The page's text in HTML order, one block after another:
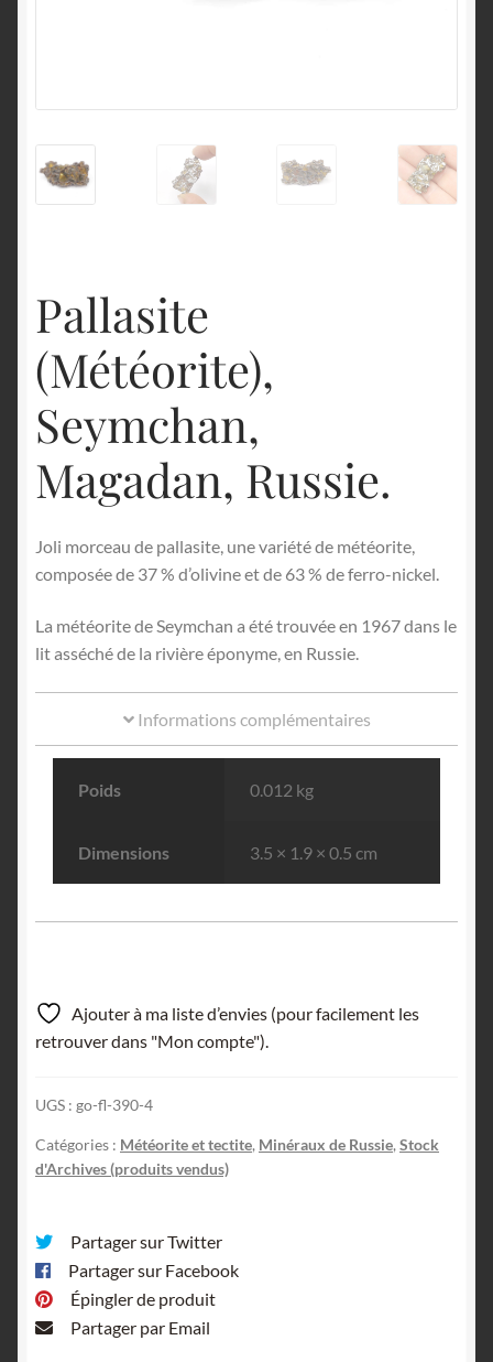
Pallasite
(Météorite),
Seymchan,
Magadan, Russie.
Joli morceau de pallasite, une variété de météorite,
composée de 37 % d’olivine et de 63 % de ferro-nickel.
La météorite de Seymchan a été trouvée en 1967 dans le
lit asséché de la rivière éponyme, en Russie.
Informations complémentaires
Poids 0.012 kg
Dimensions 3.5 × 1.9 × 0.5 cm
Ajouter à ma liste d’envies (pour facilement les
retrouver dans "Mon compte").
UGS : go-fl-390-4
Catégories : Météorite et tectite, Minéraux de Russie, Stock
d'Archives (produits vendus)
Partager sur Twitter
Partager sur Facebook
Épingler de produit
Partager par Email